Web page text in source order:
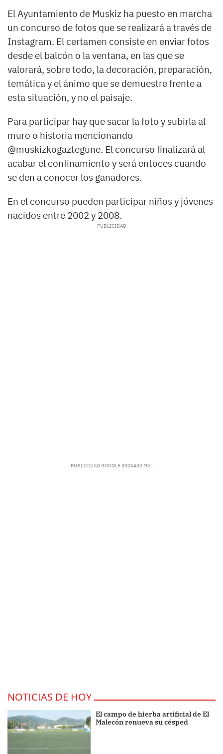
El Ayuntamiento de Muskiz ha puesto en marcha
un concurso de fotos que se realizará a través de
Instagram. El certamen consiste en enviar fotos
desde el balcón o la ventana, en las que se
valorará, sobre todo, la decoración, preparación,
temática y el ánimo que se demuestre frente a
esta situación, y no el paisaje.
Para participar hay que sacar la foto y subirla al
muro o historia mencionando
@muskizkogaztegune. El concurso finalizará al
acabar el confinamiento y será entoces cuando
se den a conocer los ganadores.
En el concurso pueden participar niños y jóvenes
nacidos entre 2002 y 2008.
NOTICIAS DE HOY
El campo de hierba artificial de El
Malecón renueva su césped